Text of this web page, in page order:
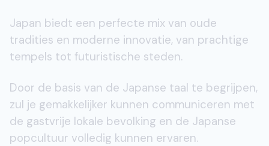
Japan biedt een perfecte mix van oude
tradities en moderne innovatie, van prachtige
tempels tot futuristische steden.
Door de basis van de Japanse taal te begrijpen,
zul je gemakkelijker kunnen communiceren met
de gastvrije lokale bevolking en de Japanse
popcultuur volledig kunnen ervaren.